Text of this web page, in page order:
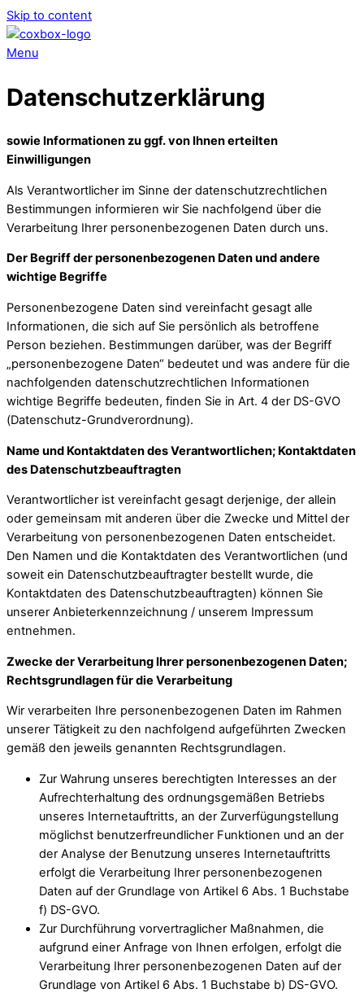
Skip to content
Menu
Datenschutzerklärung
sowie Informationen zu ggf. von Ihnen erteilten
Einwilligungen
Als Verantwortlicher im Sinne der datenschutzrechtlichen
Bestimmungen informieren wir Sie nachfolgend über die
Verarbeitung Ihrer personenbezogenen Daten durch uns.
Der Begriff der personenbezogenen Daten und andere
wichtige Begriffe
Personenbezogene Daten sind vereinfacht gesagt alle
Informationen, die sich auf Sie persönlich als betroffene
Person beziehen. Bestimmungen darüber, was der Begriff
„personenbezogene Daten“ bedeutet und was andere für die
nachfolgenden datenschutzrechtlichen Informationen
wichtige Begriffe bedeuten, finden Sie in Art. 4 der DS-GVO
(Datenschutz-Grundverordnung).
Name und Kontaktdaten des Verantwortlichen; Kontaktdaten
des Datenschutzbeauftragten
Verantwortlicher ist vereinfacht gesagt derjenige, der allein
oder gemeinsam mit anderen über die Zwecke und Mittel der
Verarbeitung von personenbezogenen Daten entscheidet.
Den Namen und die Kontaktdaten des Verantwortlichen (und
soweit ein Datenschutzbeauftragter bestellt wurde, die
Kontaktdaten des Datenschutzbeauftragten) können Sie
unserer Anbieterkennzeichnung / unserem Impressum
entnehmen.
Zwecke der Verarbeitung Ihrer personenbezogenen Daten;
Rechtsgrundlagen für die Verarbeitung
Wir verarbeiten Ihre personenbezogenen Daten im Rahmen
unserer Tätigkeit zu den nachfolgend aufgeführten Zwecken
gemäß den jeweils genannten Rechtsgrundlagen.
Zur Wahrung unseres berechtigten Interesses an der
Aufrechterhaltung des ordnungsgemäßen Betriebs
unseres Internetauftritts, an der Zurverfügungstellung
möglichst benutzerfreundlicher Funktionen und an der
der Analyse der Benutzung unseres Internetauftritts
erfolgt die Verarbeitung Ihrer personenbezogenen
Daten auf der Grundlage von Artikel 6 Abs. 1 Buchstabe
f) DS-GVO.
Zur Durchführung vorvertraglicher Maßnahmen, die
aufgrund einer Anfrage von Ihnen erfolgen, erfolgt die
Verarbeitung Ihrer personenbezogenen Daten auf der
Grundlage von Artikel 6 Abs. 1 Buchstabe b) DS-GVO.